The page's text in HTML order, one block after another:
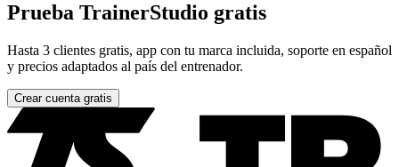
Prueba TrainerStudio gratis
Hasta 3 clientes gratis, app con tu marca incluida, soporte en español
y precios adaptados al país del entrenador.
Crear cuenta gratis